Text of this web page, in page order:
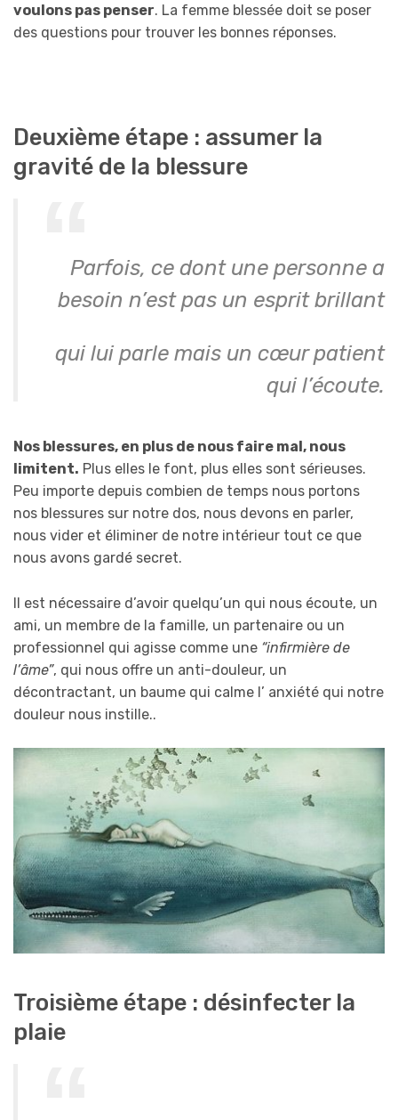
voulons pas penser. La femme blessée doit se poser
des questions pour trouver les bonnes réponses.
Deuxième étape : assumer la
gravité de la blessure
Parfois, ce dont une personne a
besoin n’est pas un esprit brillant
qui lui parle mais un cœur patient
qui l’écoute.
Nos blessures, en plus de nous faire mal, nous
limitent. Plus elles le font, plus elles sont sérieuses.
Peu importe depuis combien de temps nous portons
nos blessures sur notre dos, nous devons en parler,
nous vider et éliminer de notre intérieur tout ce que
nous avons gardé secret.
Il est nécessaire d’avoir quelqu’un qui nous écoute, un
ami, un membre de la famille, un partenaire ou un
professionnel qui agisse comme une “infirmière de
l’âme”, qui nous offre un anti-douleur, un
décontractant, un baume qui calme l’ anxiété qui notre
douleur nous instille..
Troisième étape : désinfecter la
plaie